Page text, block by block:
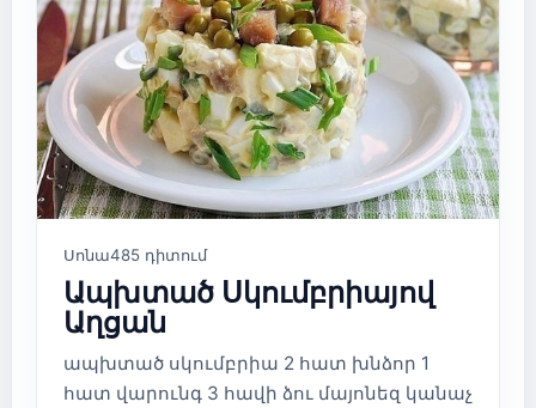
Սոնա485 դիտում
Ապխտած Սկումբրիայով
Աղցան
ապխտած սկումբրիա 2 հատ խնձոր 1
հատ վարունգ 3 հավի ձու մայոնեզ կանաչ